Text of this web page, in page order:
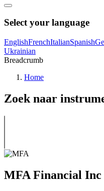
Select your language
EnglishFrenchItalianSpanish
Ukrainian
Breadcrumb
Home
Zoek naar
MFA Financial Inc